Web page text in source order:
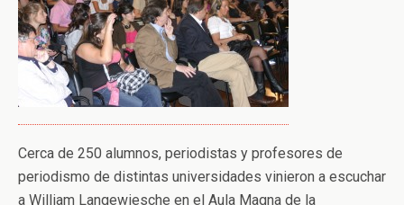
Cerca de 250 alumnos, periodistas y profesores de
periodismo de distintas universidades vinieron a escuchar
a William Langewiesche en el Aula Magna de la